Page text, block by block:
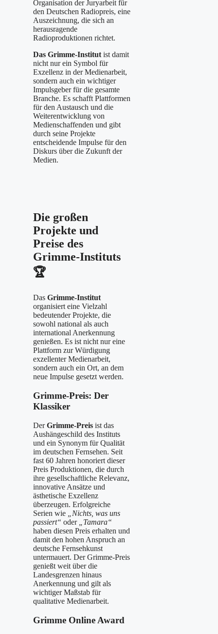
Organisation der Juryarbeit für
den Deutschen Radiopreis, eine
Auszeichnung, die sich an
herausragende
Radioproduktionen richtet.
Das Grimme-Institut ist damit
nicht nur ein Symbol für
Exzellenz in der Medienarbeit,
sondern auch ein wichtiger
Impulsgeber für die gesamte
Branche. Es schafft Plattformen
für den Austausch und die
Weiterentwicklung von
Medienschaffenden und gibt
durch seine Projekte
entscheidende Impulse für den
Diskurs über die Zukunft der
Medien.
Die großen
Projekte und
Preise des
Grimme-Instituts
🏆
Das Grimme-Institut
organisiert eine Vielzahl
bedeutender Projekte, die
sowohl national als auch
international Anerkennung
genießen. Es ist nicht nur eine
Plattform zur Würdigung
exzellenter Medienarbeit,
sondern auch ein Ort, an dem
neue Impulse gesetzt werden.
Grimme-Preis: Der
Klassiker
DerGrimme-Preis ist das
Aushängeschild des Instituts
und ein Synonym für Qualität
im deutschen Fernsehen. Seit
fast 60 Jahren honoriert dieser
Preis Produktionen, die durch
ihre gesellschaftliche Relevanz,
innovative Ansätze und
ästhetische Exzellenz
überzeugen. Erfolgreiche
Serien wie
„Nichts, was uns
passiert“ oder
„Tamara“
haben diesen Preis erhalten und
damit den hohen Anspruch an
deutsche Fernsehkunst
untermauert. Der Grimme-Preis
genießt weit über die
Landesgrenzen hinaus
Anerkennung und gilt als
wichtiger Maßstab für
qualitative Medienarbeit.
Grimme Online Award